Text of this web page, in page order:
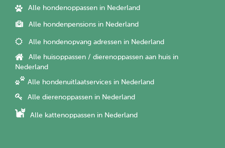
Alle hondenoppassen in Nederland
Alle hondenpensions in Nederland
Alle hondenopvang adressen in Nederland
Alle huisoppassen / dierenoppassen aan huis in
Nederland
Alle hondenuitlaatservices in Nederland
Alle dierenoppassen in Nederland
Alle kattenoppassen in Nederland